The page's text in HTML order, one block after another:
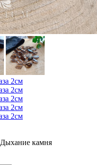
камня